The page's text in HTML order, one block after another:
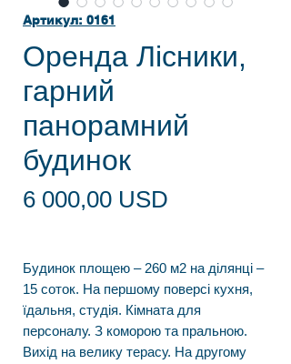
Артикул: 0161
Оренда Лісники,
гарний
панорамний
будинок
6 000,00 USD
Будинок площею – 260 м2 на ділянці –
15 соток. На першому поверсі кухня,
їдальня, студія. Кімната для
персоналу. З коморою та пральною.
Вихід на велику терасу. На другому